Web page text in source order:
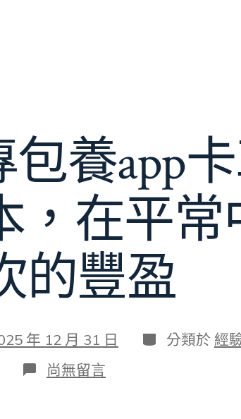
養app
，在平
的豐盈
年 12 月 31 日 分
類
分類於 經
在
〈中
尚無留言